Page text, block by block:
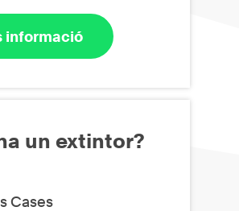
informació
un extintor?
Cases